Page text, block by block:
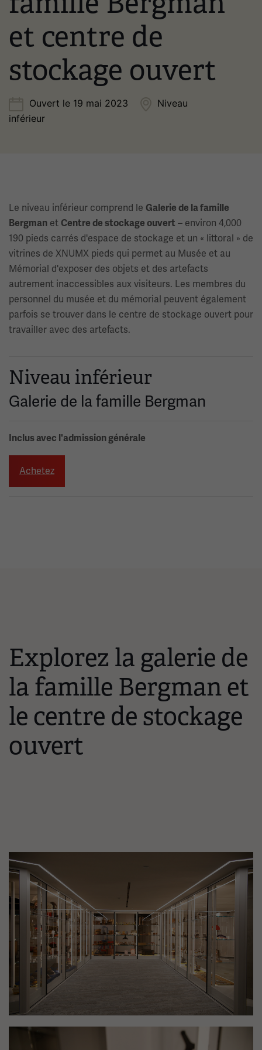
et centre de
stockage ouvert
Ouvert le 19 mai 2023
Niveau
inférieur
Le niveau inférieur comprend le Galerie de la famille
Bergman et Centre de stockage ouvert – environ 4,000
190 pieds carrés d'espace de stockage et un « littoral » de
vitrines de XNUMX pieds qui permet au Musée et au
Mémorial d'exposer des objets et des artefacts
autrement inaccessibles aux visiteurs. Les membres du
personnel du musée et du mémorial peuvent également
parfois se trouver dans le centre de stockage ouvert pour
travailler avec des artefacts.
Niveau inférieur
Galerie de la famille Bergman
Inclus avec l'admission générale
Achetez
Explorez la galerie de
la famille Bergman et
le centre de stockage
ouvert
Image(s)